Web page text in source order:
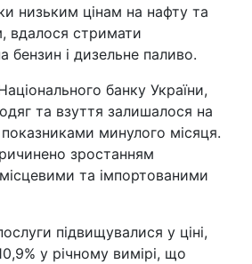
низьким цінам на нафту та
вдалося стримати
бензин і дизельне паливо.
банку України,
та взуття залишалося на
минулого місяця.
зростанням
та імпортованими
підвищувалися у ціні,
у річному вимірі, що